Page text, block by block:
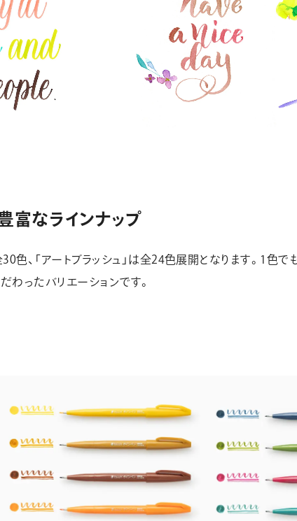
富なラインナップ
色、「アートブラッシュ」は全24色展開となります。1色で
わったバリエーションです。